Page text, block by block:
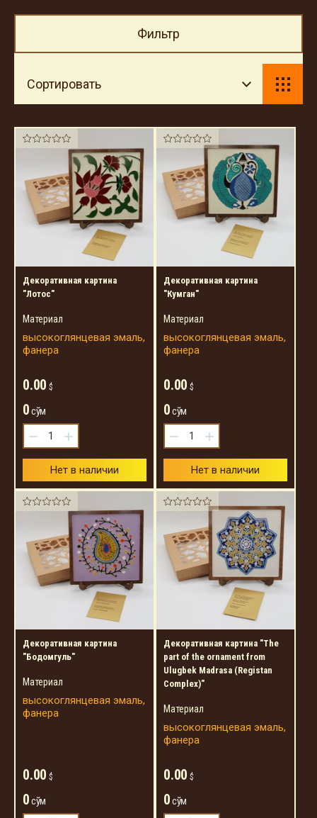
Фильтр
Сортировать
Декоративная картина
"Лотос"
Материал
высокоглянцевая эмаль,
фанера
0.00 $
0сўм
− +
Нет в наличии
Декоративная картина
"Кумган"
Материал
высокоглянцевая эмаль,
фанера
0.00 $
0сўм
− +
Нет в наличии
Декоративная картина
"Бодомгуль"
Материал
высокоглянцевая эмаль,
фанера
0.00 $
0сўм
Декоративная картина "The
part of the ornament from
Ulugbek Madrasa (Registan
Complex)"
Материал
высокоглянцевая эмаль,
фанера
0.00 $
0сўм